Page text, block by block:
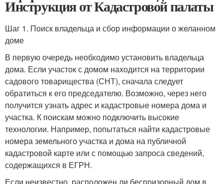
Инструкция от Кадастровой палаты
Шаг 1. Поиск владельца и сбор информации о желанном
доме
В первую очередь необходимо установить владельца
дома. Если участок с домом находится на территории
садового товарищества (СНТ), сначала следует
обратиться к его председателю. Возможно, через него
получится узнать адрес и кадастровые номера дома и
участка. К поискам можно подключить высокие
технологии. Например, попытаться найти кадастровые
номера земельного участка и дома на публичной
кадастровой карте или с помощью запроса сведений,
содержащихся в ЕГРН.
Если неизвестно, расположен ли беспризорный дом в